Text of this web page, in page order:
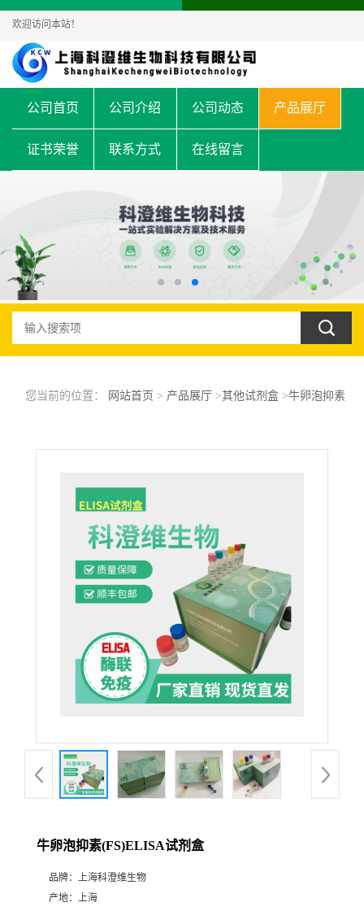
欢迎访问本站！
公司首页 公司介绍 公司动态 产品展厅
证书荣誉 联系方式 在线留言
您当前的位置： 网站首页 > 产品展厅>其他试剂盒>牛卵泡抑素
牛卵泡抑素(FS)ELISA试剂盒
品牌：
上海科澄维生物
产地：
上海